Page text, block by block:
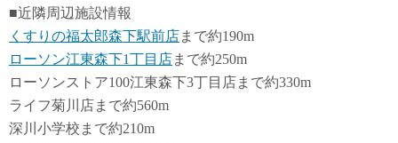
■近隣周辺施設情報
くすりの福太郎森下駅前店まで約190m
ローソン江東森下1丁目店まで約250m
ローソンストア100江東森下3丁目店まで約330m
ライフ菊川店まで約560m
深川小学校まで約210m